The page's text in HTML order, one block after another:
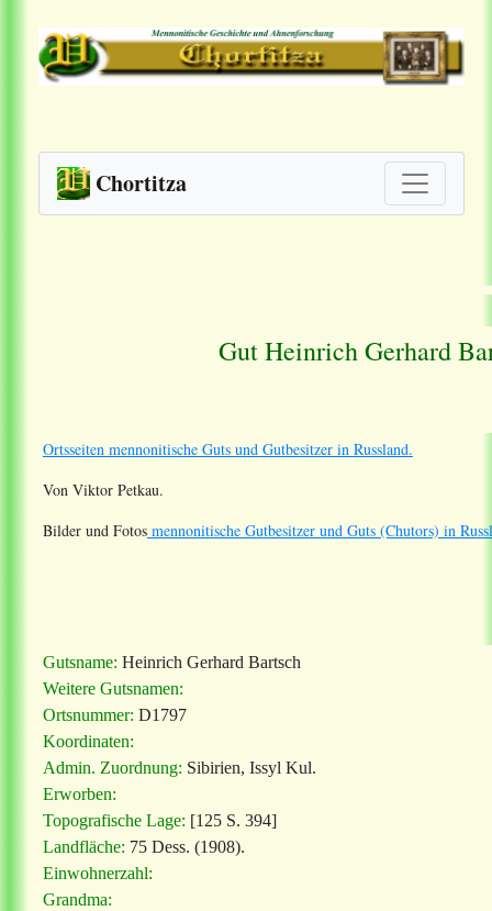
Chortitza
Gut Heinrich Gerhard
Ortsseiten mennonitische Guts und Gutbesitzer in Russland.
Von Viktor Petkau.
Bilder und Fotos mennonitische Gutbesitzer und Guts (Chutors) in
Gutsname: Heinrich Gerhard Bartsch
Weitere Gutsnamen:
Ortsnummer: D1797
Koordinaten:
Admin. Zuordnung: Sibirien, Issyl Kul.
Erworben:
Topografische Lage: [125 S. 394]
Landfläche: 75 Dess. (1908).
Einwohnerzahl:
Grandma: